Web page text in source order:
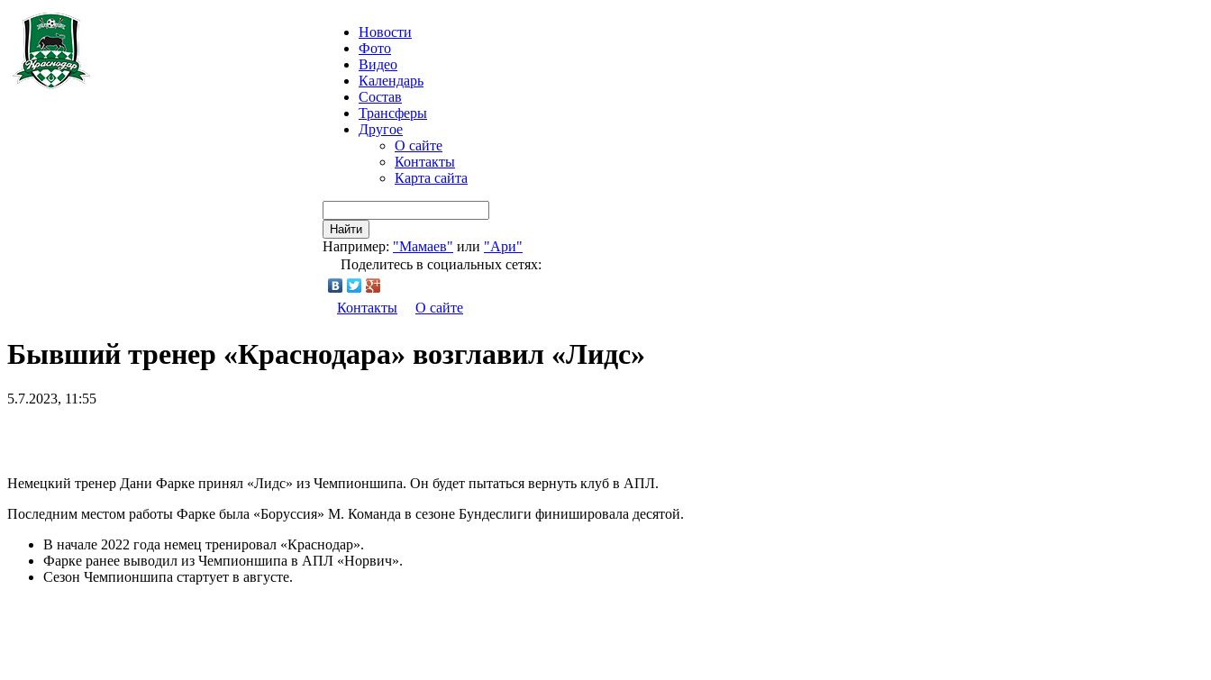
Новости
Фото
Видео
Календарь
Состав
Трансферы
Другое
О сайте
Контакты
Карта сайта
Найти
Например: "Мамаев" или "Ари"
Поделитесь в социальных сетях:
Контакты О сайте
Бывший тренер «Краснодара» возглавил «Лидс»
5.7.2023, 11:55
Немецкий тренер Дани Фарке принял «Лидс» из Чемпионшипа. Он будет пытаться вернуть клуб в АПЛ.
Последним местом работы Фарке была «Боруссия» М. Команда в сезоне Бундеслиги финишировала десятой.
В начале 2022 года немец тренировал «Краснодар».
Фарке ранее выводил из Чемпионшипа в АПЛ «Норвич».
Сезон Чемпионшипа стартует в августе.